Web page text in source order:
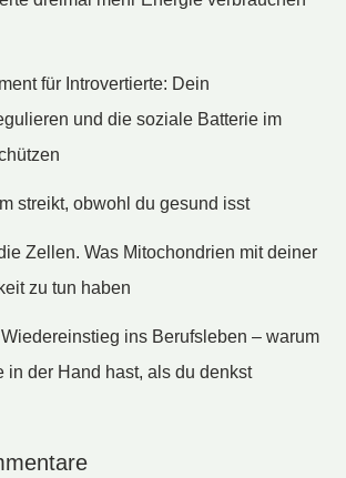
für Introvertierte: Dein
und die soziale Batterie im
streikt, obwohl du gesund isst
Zellen. Was Mitochondrien mit deiner
zu tun haben
ins Berufsleben – warum
in der Hand hast, als du denkst